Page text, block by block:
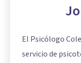
El Psicólogo
servicio de